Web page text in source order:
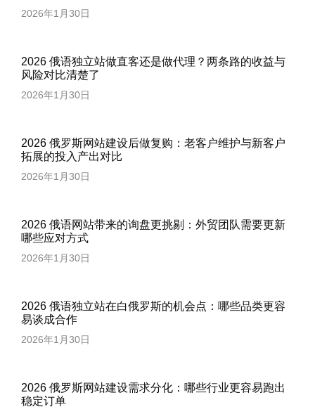
2026年1月30日
2026 俄语独立站做直客还是做代理？两条路的收益与
风险对比清楚了
2026年1月30日
2026 俄罗斯网站建设后做复购：老客户维护与新客户
拓展的投入产出对比
2026年1月30日
2026 俄语网站带来的询盘更挑剔：外贸团队需要更新
哪些应对方式
2026年1月30日
2026 俄语独立站在白俄罗斯的机会点：哪些品类更容
易谈成合作
2026年1月30日
2026 俄罗斯网站建设需求分化：哪些行业更容易跑出
稳定订单